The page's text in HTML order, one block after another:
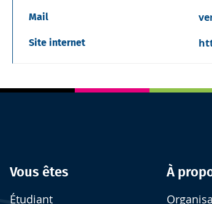
Mail
Site internet
Vous êtes
Étudiant
À